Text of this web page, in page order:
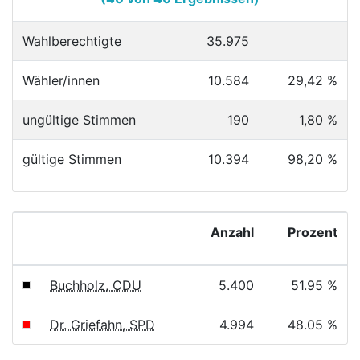
Wahlberechtigte 35.975
Wähler/innen 10.584 29,42 %
ungültige Stimmen 190 1,80 %
gültige Stimmen 10.394 98,20 %
Anzahl Prozent
Buchholz, CDU 5.400 51.95 %
Dr. Griefahn, SPD 4.994 48.05 %